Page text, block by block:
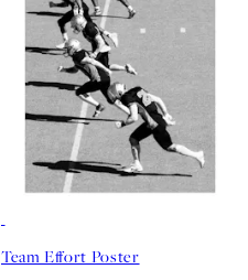
Team Effort Poster